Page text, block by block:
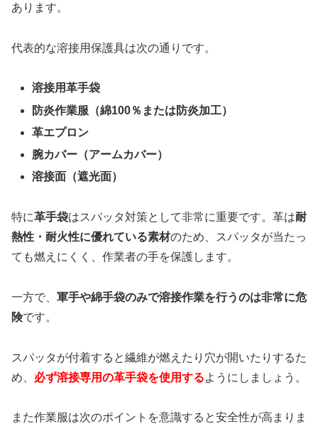
あります。
代表的な溶接用保護具は次の通りです。
溶接用革手袋
防炎作業服（綿100％または防炎加工）
革エプロン
腕カバー（アームカバー）
溶接面（遮光面）
特に革手袋はスパッタ対策として非常に重要です。革は耐
熱性・耐火性に優れている素材のため、スパッタが当たっ
ても燃えにくく、作業者の手を保護します。
一方で、 軍手や綿手袋のみで溶接作業を行うのは非常に危
険です。
スパッタが付着すると繊維が燃えたり穴が開いたりするた
め、 必ず溶接専用の革手袋を使用するようにしましょう。
また作業服は次のポイントを意識すると安全性が高まりま